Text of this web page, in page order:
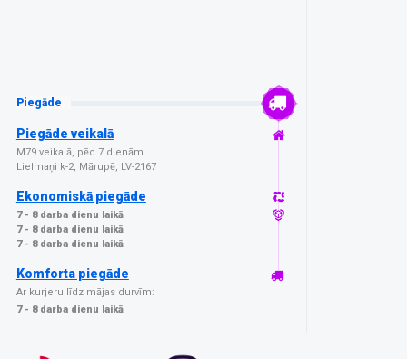
Piegāde
Piegāde veikalā
M79 veikalā, pēc 7 dienām
Lielmaņi k-2, Mārupē, LV-2167
Ekonomiskā piegāde
7 - 8 darba dienu laikā
7 - 8 darba dienu laikā
7 - 8 darba dienu laikā
Komforta piegāde
Ar kurjeru līdz mājas durvīm:
7 - 8 darba dienu laikā